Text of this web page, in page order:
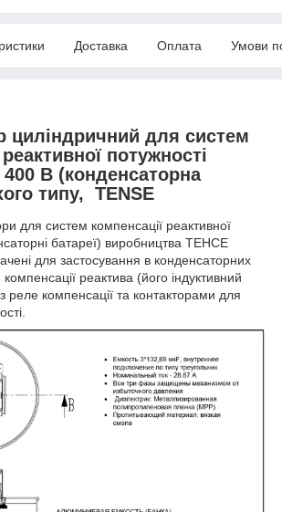
Доставка Оплата Умови
циліндричний для систем
потужності
В (конденсаторна
типу, TENSE
для систем компенсації реактивної
батареї) виробництва ТЕНСЕ
для застосування в конденсаторних
реактива (його індуктивний
реле компенсації та контакторами для